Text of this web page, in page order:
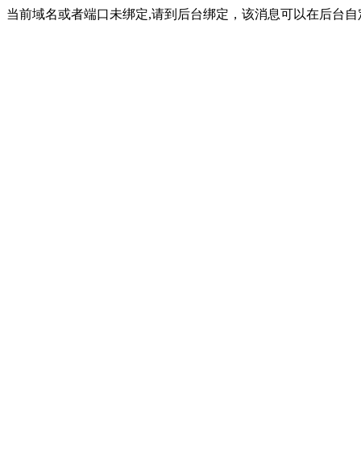
当前域名或者端口未绑定,请到后台绑定，该消息可以在后台自